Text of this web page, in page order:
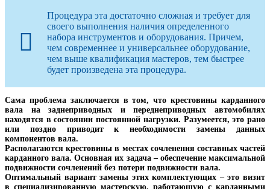
Процедура эта достаточно сложная и требует для
своего выполнения наличия определенного
набора инструментов и оборудования. Причем,
чем современнее и универсальнее оборудование,
чем выше квалификация мастеров, тем быстрее
будет произведена эта процедура.
Сама проблема заключается в том, что крестовины карданного
вала на заднеприводных и переднеприводных автомобилях
находятся в состоянии постоянной нагрузки. Разумеется, это рано
или поздно приводит к необходимости замены данных
компонентов вала.
Располагаются крестовины в местах сочленения составных частей
карданного вала. Основная их задача – обеспечение максимальной
подвижности сочленений без потери подвижности вала.
Оптимальный вариант замены этих комплектующих – это визит
в специализированную мастерскую, работающую с карданными